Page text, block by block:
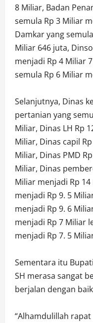
8 Miliar, Badan
semula Rp 3 Miliar
Damkar yang
Miliar 646 juta,
menjadi Rp 4 Miliar
semula Rp 6 Miliar
Selanjutnya, Dinas
pertanian yang
Miliar, Dinas LH Rp
Miliar, Dinas capil
Miliar, Dinas PMD
Miliar, Dinas
Miliar menjadi Rp
menjadi Rp 9. 5
menjadi Rp 9. 6
menjadi Rp 7 Miliar
menjadi Rp 7. 5
Sementara itu
SH merasa sangat
berjalan dengan
“Alhamdulillah